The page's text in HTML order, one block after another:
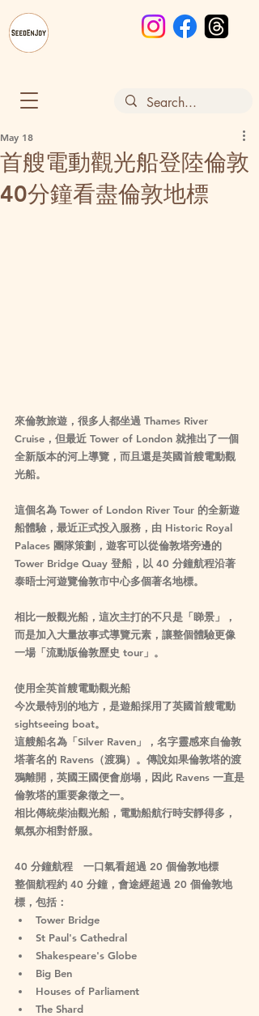
首艘電動觀光船登陸倫敦
40分鐘看盡倫敦地標
May 18
來倫敦旅遊，很多人都坐過 Thames River
Cruise，但最近 Tower of London 就推出了一個
全新版本的河上導覽，而且還是英國首艘電動觀
光船。
這個名為 Tower of London River Tour 的全新遊
船體驗，最近正式投入服務，由 Historic Royal
Palaces 團隊策劃，遊客可以從倫敦塔旁邊的
Tower Bridge Quay 登船，以 40 分鐘航程沿著
泰晤士河遊覽倫敦市中心多個著名地標。
相比一般觀光船，這次主打的不只是「睇景」，
而是加入大量故事式導覽元素，讓整個體驗更像
一場「流動版倫敦歷史 tour」。
使用全英首艘電動觀光船
今次最特別的地方，是遊船採用了英國首艘電動
sightseeing boat。
這艘船名為「Silver Raven」，名字靈感來自倫敦
塔著名的 Ravens（渡鴉）。傳說如果倫敦塔的渡
鴉離開，英國王國便會崩塌，因此 Ravens 一直是
倫敦塔的重要象徵之一。
相比傳統柴油觀光船，電動船航行時安靜得多，
氣氛亦相對舒服。
40 分鐘航程　一口氣看超過 20 個倫敦地標
整個航程約 40 分鐘，會途經超過 20 個倫敦地
標，包括：
Tower Bridge
St Paul's Cathedral
Shakespeare's Globe
Big Ben
Houses of Parliament
The Shard